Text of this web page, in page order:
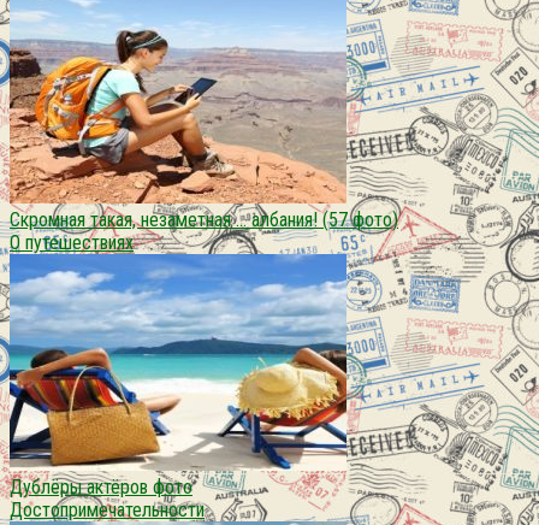
Скромная такая, незаметная … албания! (57 фото)
О путешествиях
Дублёры актёров фото
Достопримечательности